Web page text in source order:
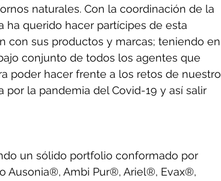
naturales. Con la coordinación de la
ha querido hacer partícipes de esta
con sus productos y marcas; teniendo en
conjunto de todos los agentes que
poder hacer frente a los retos de nuestro
la pandemia del Covid-19 y así salir
un sólido portfolio conformado por
Ausonia®, Ambi Pur®, Ariel®, Evax®,